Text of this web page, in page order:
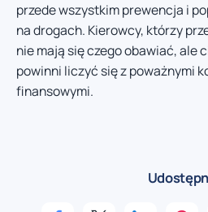
przede wszystkim prewencja i
na drogach. Kierowcy, którzy
nie mają się czego obawiać, ale
powinni liczyć się z poważnymi
finansowymi.